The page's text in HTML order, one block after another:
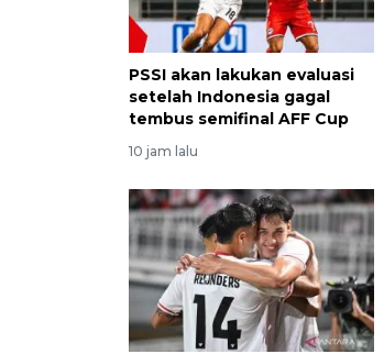
PSSI akan lakukan evaluasi
setelah Indonesia gagal
tembus semifinal AFF Cup
10 jam lalu